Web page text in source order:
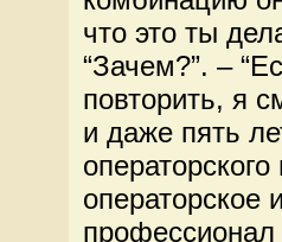
что это ты
“Зачем?”. –
повторить, я
и даже пять
операторское
профессионал